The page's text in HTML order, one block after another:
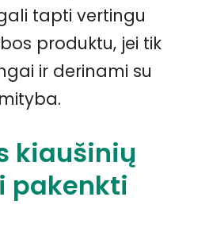
tapti vertingu
produktu, jei tik
ir derinami su
kiaušinių
pakenkti